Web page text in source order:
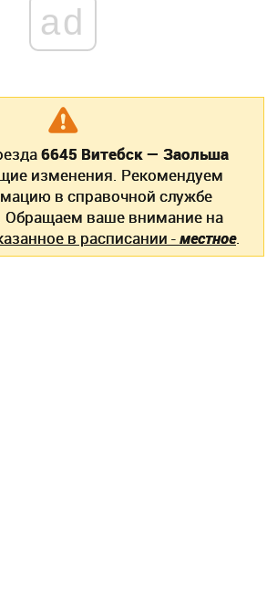
ad
6645 Витебск — Заольша
изменения. Рекомендуем
в справочной службе
Обращаем ваше внимание на
в расписании -местное.